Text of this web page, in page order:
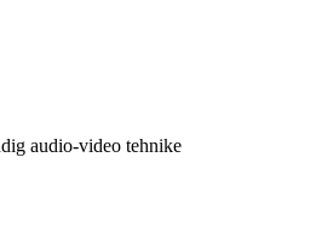
audio-video tehnike